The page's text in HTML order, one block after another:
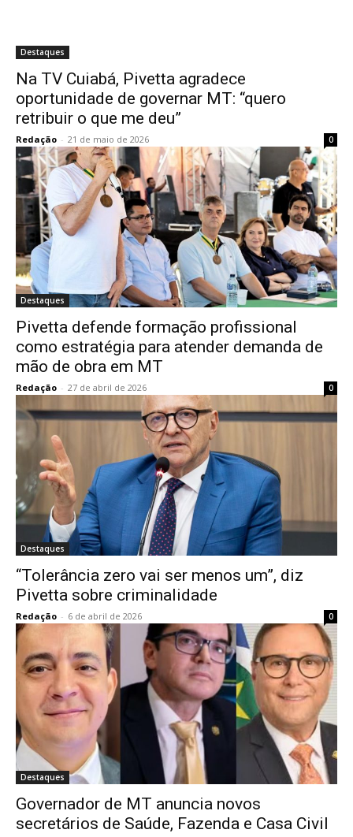
Destaques
Na TV Cuiabá, Pivetta agradece
oportunidade de governar MT: “quero
retribuir o que me deu”
Redação - 21 de maio de 2026 0
Destaques
Pivetta defende formação profissional
como estratégia para atender demanda de
mão de obra em MT
Redação - 27 de abril de 2026 0
Destaques
“Tolerância zero vai ser menos um”, diz
Pivetta sobre criminalidade
Redação - 6 de abril de 2026 0
Destaques
Governador de MT anuncia novos
secretários de Saúde, Fazenda e Casa Civil